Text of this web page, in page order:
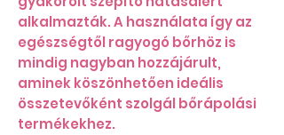
alkalmazták. A használata így az
egészségtől ragyogó bőrhöz is
mindig nagyban hozzájárult,
aminek köszönhetően ideális
összetevőként szolgál bőrápolási
termékekhez.